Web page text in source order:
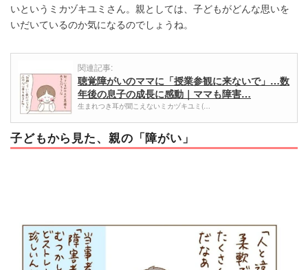
いというミカヅキユミさん。親としては、子どもがどんな思いを
いだいているのか気になるのでしょうね。
関連記事:
聴覚障がいのママに「授業参観に来ないで」…数
年後の息子の成長に感動｜ママも障害…
生まれつき耳が聞こえないミカヅキユミ(…
子どもから見た、親の「障がい」